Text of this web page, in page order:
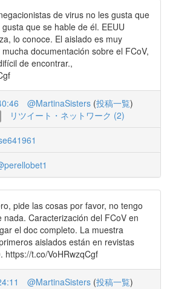
de virus no les gusta que
que se hable de él. EEUU
lo conoce. El aislado es muy
documentación sobre el FCoV,
de encontrar.,
@MartinaSisters (投稿一覧)
リツイート・ネットワーク (2)
pide las cosas por favor, no tengo
nada. Caracterización del FCoV en
el doc completo. La muestra
aislados están en revistas
https://t.co/VoHRwzqCgf
@MartinaSisters (投稿一覧)